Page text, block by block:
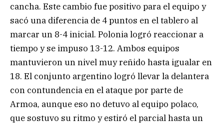
cancha. Este cambio fue positivo para el equipo y
sacó una diferencia de 4 puntos en el tablero al
marcar un 8-4 inicial. Polonia logró reaccionar a
tiempo y se impuso 13-12. Ambos equipos
mantuvieron un nivel muy reñido hasta igualar en
18. El conjunto argentino logró llevar la delantera
con contundencia en el ataque por parte de
Armoa, aunque eso no detuvo al equipo polaco,
que sostuvo su ritmo y estiró el parcial hasta un